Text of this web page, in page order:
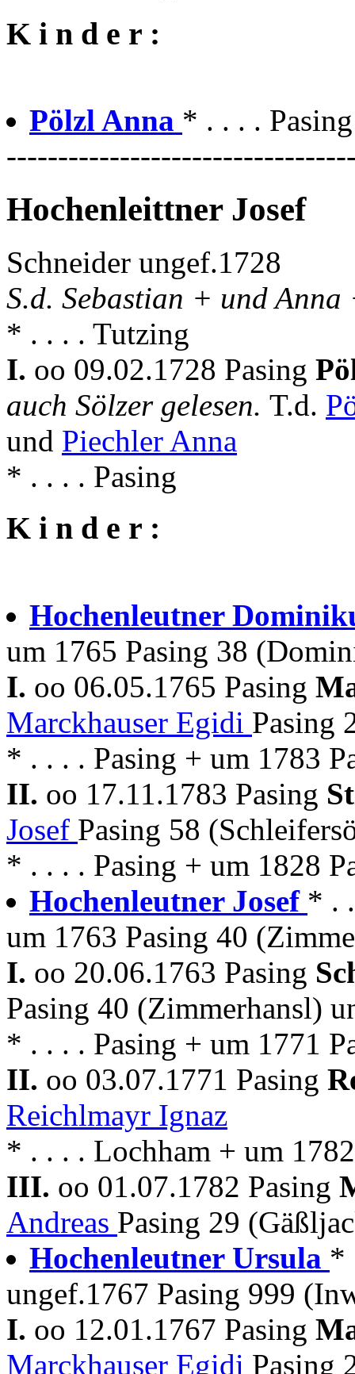
K i n d e r :
Pölzl Anna * . . . .
Hochenleittner Josef
Schneider ungef.1728
S.d. Sebastian + und
* . . . . Tutzing
I. oo 09.02.1728 Pasing
auch Sölzer gelesen. T.d.
und Piechler Anna
* . . . . Pasing
K i n d e r :
Hochenleutner
um 1765 Pasing 38
I. oo 06.05.1765 Pasing
Marckhauser Egidi Pasing
* . . . . Pasing + um 1783
II. oo 17.11.1783 Pasing
Josef Pasing 58
* . . . . Pasing + um 1828
Hochenleutner Josef * .
um 1763 Pasing 40
I. oo 20.06.1763 Pasing
Pasing 40 (Zimmerhansl)
* . . . . Pasing + um 1771
II. oo 03.07.1771 Pasing
Reichlmayr Ignaz
* . . . . Lochham + um
III. oo 01.07.1782 Pasing
Andreas Pasing 29
Hochenleutner Ursula *
ungef.1767 Pasing 999
I. oo 12.01.1767 Pasing
Marckhauser Egidi Pasing